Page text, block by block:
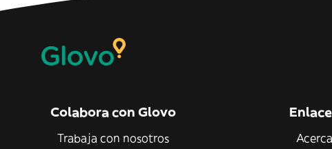
Colabora con Glovo
Trabaja con nosotros